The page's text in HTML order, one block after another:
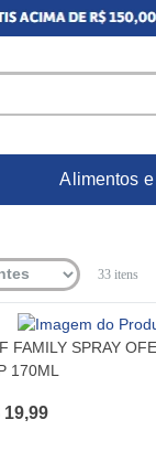
Alimentos
33itens
FAMILY SPRAY
170ML
19,99